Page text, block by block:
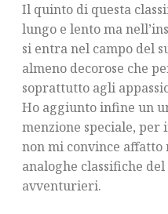
Il quinto di questa
lungo e lento ma
si entra nel campo del
almeno decorose che
soprattutto agli
Ho aggiunto infine un
menzione speciale, per
non mi convince affatto
analoghe classifiche
avventurieri.